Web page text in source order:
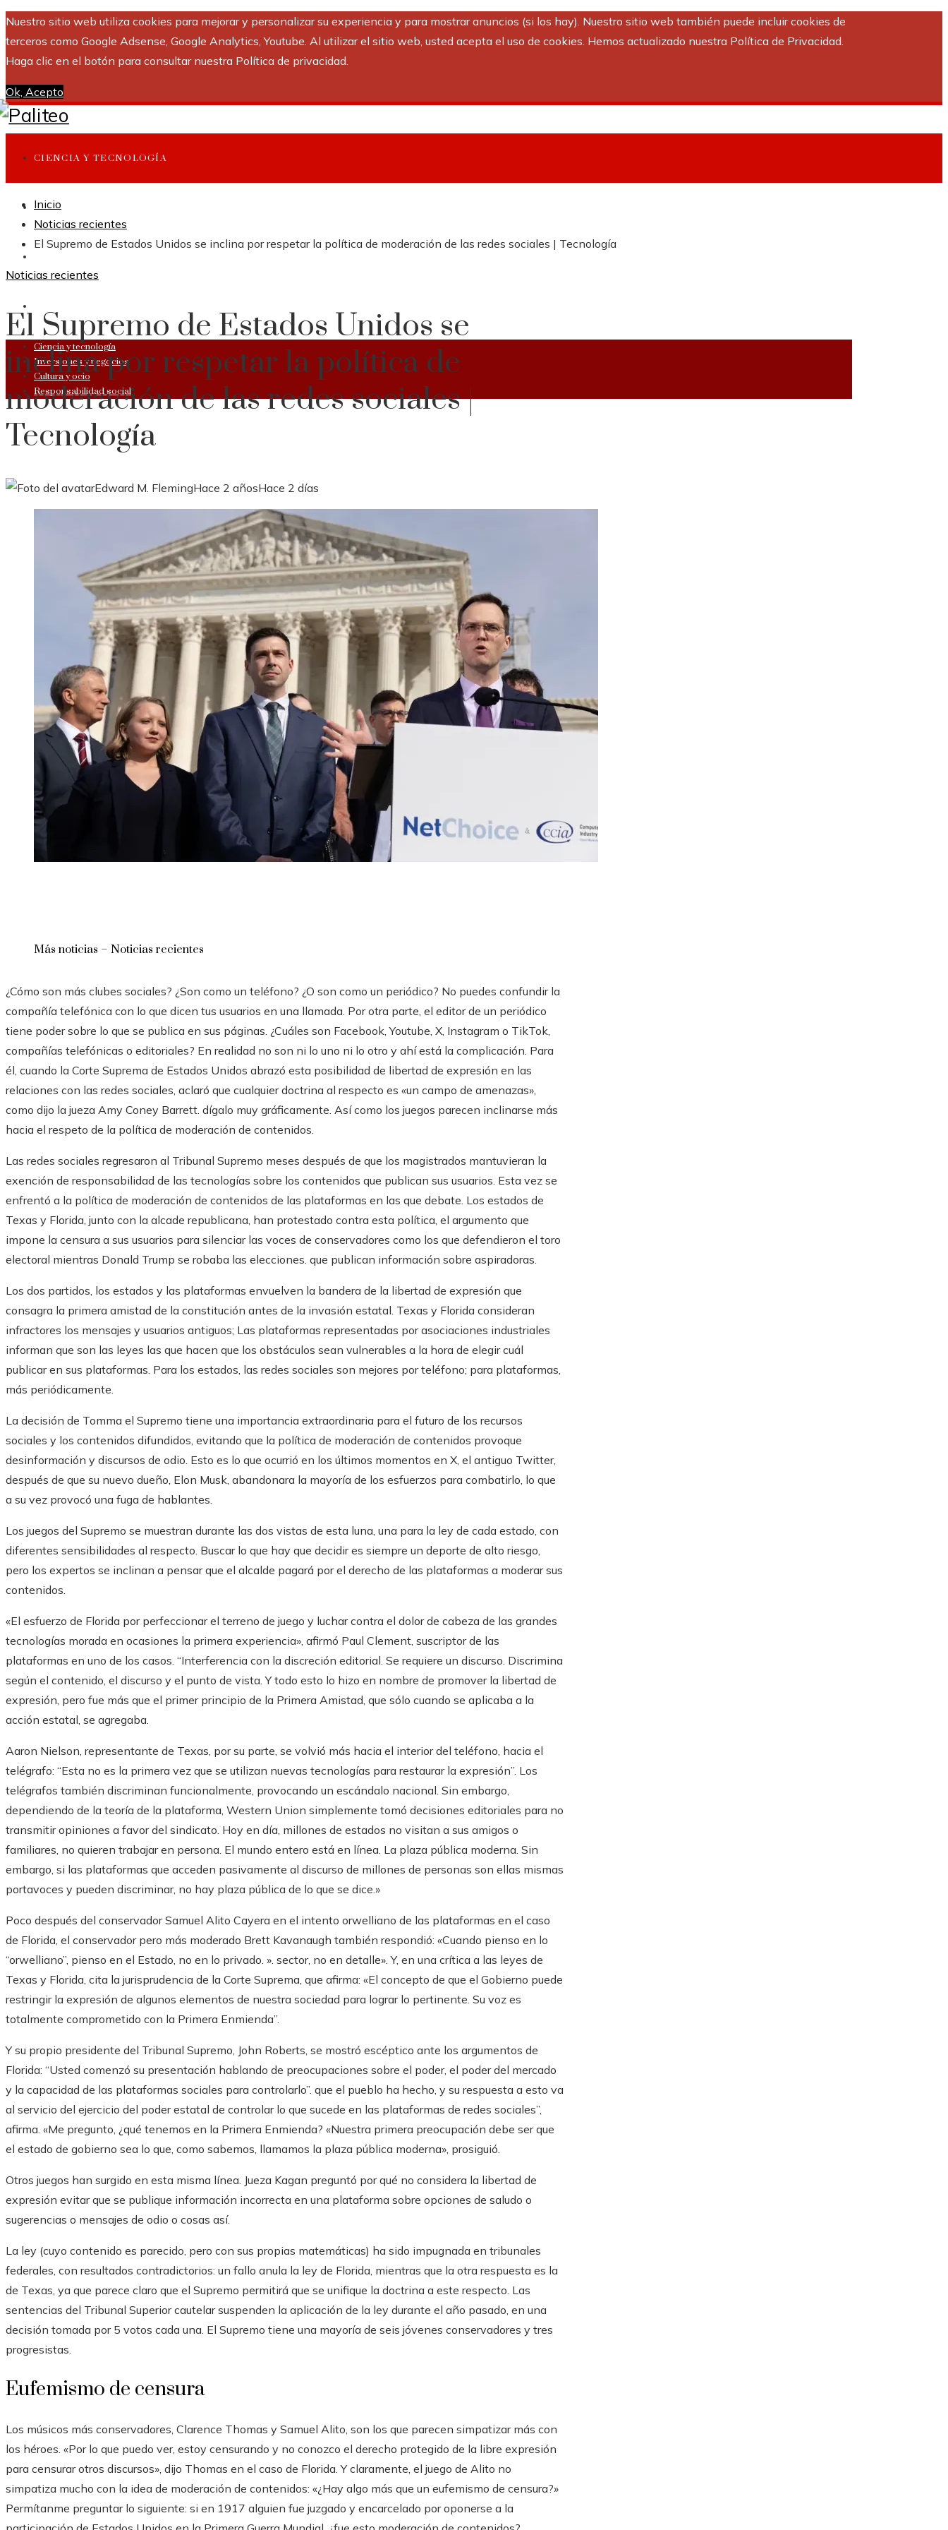
Nuestro sitio web utiliza cookies para mejorar y personalizar su experiencia y para mostrar anuncios (si los hay). Nuestro sitio web también puede incluir cookies de
terceros como Google Adsense, Google Analytics, Youtube. Al utilizar el sitio web, usted acepta el uso de cookies. Hemos actualizado nuestra Política de Privacidad.
Haga clic en el botón para consultar nuestra Política de privacidad.
Ok, Acepto
CIENCIA Y TECNOLOGÍA
INVERSIONES Y NEGOCIOS
Ciencia y tecnología
Inversiones y negocios
Cultura y ocio
Responsabilidad social
Inicio
Noticias recientes
El Supremo de Estados Unidos se inclina por respetar la política de moderación de las redes sociales | Tecnología
Noticias recientes
El Supremo de Estados Unidos se
inclina por respetar la política de
moderación de las redes sociales |
Tecnología
Edward M. FlemingHace 2 añosHace 2 días
Más noticias – Noticias recientes
¿Cómo son más clubes sociales? ¿Son como un teléfono? ¿O son como un periódico? No puedes confundir la
compañía telefónica con lo que dicen tus usuarios en una llamada. Por otra parte, el editor de un periódico
tiene poder sobre lo que se publica en sus páginas. ¿Cuáles son Facebook, Youtube, X, Instagram o TikTok,
compañías telefónicas o editoriales? En realidad no son ni lo uno ni lo otro y ahí está la complicación. Para
él, cuando la Corte Suprema de Estados Unidos abrazó esta posibilidad de libertad de expresión en las
relaciones con las redes sociales, aclaró que cualquier doctrina al respecto es «un campo de amenazas»,
como dijo la jueza Amy Coney Barrett. dígalo muy gráficamente. Así como los juegos parecen inclinarse más
hacia el respeto de la política de moderación de contenidos.
Las redes sociales regresaron al Tribunal Supremo meses después de que los magistrados mantuvieran la
exención de responsabilidad de las tecnologías sobre los contenidos que publican sus usuarios. Esta vez se
enfrentó a la política de moderación de contenidos de las plataformas en las que debate. Los estados de
Texas y Florida, junto con la alcade republicana, han protestado contra esta política, el argumento que
impone la censura a sus usuarios para silenciar las voces de conservadores como los que defendieron el toro
electoral mientras Donald Trump se robaba las elecciones. que publican información sobre aspiradoras.
Los dos partidos, los estados y las plataformas envuelven la bandera de la libertad de expresión que
consagra la primera amistad de la constitución antes de la invasión estatal. Texas y Florida consideran
infractores los mensajes y usuarios antiguos; Las plataformas representadas por asociaciones industriales
informan que son las leyes las que hacen que los obstáculos sean vulnerables a la hora de elegir cuál
publicar en sus plataformas. Para los estados, las redes sociales son mejores por teléfono; para plataformas,
más periódicamente.
La decisión de Tomma el Supremo tiene una importancia extraordinaria para el futuro de los recursos
sociales y los contenidos difundidos, evitando que la política de moderación de contenidos provoque
desinformación y discursos de odio. Esto es lo que ocurrió en los últimos momentos en X, el antiguo Twitter,
después de que su nuevo dueño, Elon Musk, abandonara la mayoría de los esfuerzos para combatirlo, lo que
a su vez provocó una fuga de hablantes.
Los juegos del Supremo se muestran durante las dos vistas de esta luna, una para la ley de cada estado, con
diferentes sensibilidades al respecto. Buscar lo que hay que decidir es siempre un deporte de alto riesgo,
pero los expertos se inclinan a pensar que el alcalde pagará por el derecho de las plataformas a moderar sus
contenidos.
«El esfuerzo de Florida por perfeccionar el terreno de juego y luchar contra el dolor de cabeza de las grandes
tecnologías morada en ocasiones la primera experiencia», afirmó Paul Clement, suscriptor de las
plataformas en uno de los casos. “Interferencia con la discreción editorial. Se requiere un discurso. Discrimina
según el contenido, el discurso y el punto de vista. Y todo esto lo hizo en nombre de promover la libertad de
expresión, pero fue más que el primer principio de la Primera Amistad, que sólo cuando se aplicaba a la
acción estatal, se agregaba.
Aaron Nielson, representante de Texas, por su parte, se volvió más hacia el interior del teléfono, hacia el
telégrafo: “Esta no es la primera vez que se utilizan nuevas tecnologías para restaurar la expresión”. Los
telégrafos también discriminan funcionalmente, provocando un escándalo nacional. Sin embargo,
dependiendo de la teoría de la plataforma, Western Union simplemente tomó decisiones editoriales para no
transmitir opiniones a favor del sindicato. Hoy en día, millones de estados no visitan a sus amigos o
familiares, no quieren trabajar en persona. El mundo entero está en línea. La plaza pública moderna. Sin
embargo, si las plataformas que acceden pasivamente al discurso de millones de personas son ellas mismas
portavoces y pueden discriminar, no hay plaza pública de lo que se dice.»
Poco después del conservador Samuel Alito Cayera en el intento orwelliano de las plataformas en el caso
de Florida, el conservador pero más moderado Brett Kavanaugh también respondió: «Cuando pienso en lo
“orwelliano”, pienso en el Estado, no en lo privado. ». sector, no en detalle». Y, en una crítica a las leyes de
Texas y Florida, cita la jurisprudencia de la Corte Suprema, que afirma: «El concepto de que el Gobierno puede
restringir la expresión de algunos elementos de nuestra sociedad para lograr lo pertinente. Su voz es
totalmente comprometido con la Primera Enmienda”.
Y su propio presidente del Tribunal Supremo, John Roberts, se mostró escéptico ante los argumentos de
Florida: “Usted comenzó su presentación hablando de preocupaciones sobre el poder, el poder del mercado
y la capacidad de las plataformas sociales para controlarlo”. que el pueblo ha hecho, y su respuesta a esto va
al servicio del ejercicio del poder estatal de controlar lo que sucede en las plataformas de redes sociales”,
afirma. «Me pregunto, ¿qué tenemos en la Primera Enmienda? «Nuestra primera preocupación debe ser que
el estado de gobierno sea lo que, como sabemos, llamamos la plaza pública moderna», prosiguió.
Otros juegos han surgido en esta misma línea. Jueza Kagan preguntó por qué no considera la libertad de
expresión evitar que se publique información incorrecta en una plataforma sobre opciones de saludo o
sugerencias o mensajes de odio o cosas así.
La ley (cuyo contenido es parecido, pero con sus propias matemáticas) ha sido impugnada en tribunales
federales, con resultados contradictorios: un fallo anula la ley de Florida, mientras que la otra respuesta es la
de Texas, ya que parece claro que el Supremo permitirá que se unifique la doctrina a este respecto. Las
sentencias del Tribunal Superior cautelar suspenden la aplicación de la ley durante el año pasado, en una
decisión tomada por 5 votos cada una. El Supremo tiene una mayoría de seis jóvenes conservadores y tres
progresistas.
Eufemismo de censura
Los músicos más conservadores, Clarence Thomas y Samuel Alito, son los que parecen simpatizar más con
los héroes. «Por lo que puedo ver, estoy censurando y no conozco el derecho protegido de la libre expresión
para censurar otros discursos», dijo Thomas en el caso de Florida. Y claramente, el juego de Alito no
simpatiza mucho con la idea de moderación de contenidos: «¿Hay algo más que un eufemismo de censura?»
Permítanme preguntar lo siguiente: si en 1917 alguien fue juzgado y encarcelado por oponerse a la